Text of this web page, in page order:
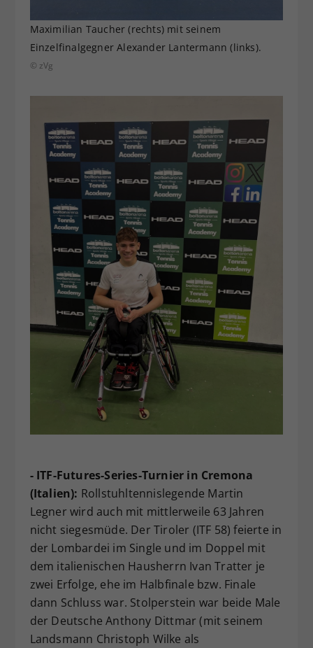
Maximilian Taucher (rechts) mit seinem
Einzelfinalgegner Alexander Lantermann (links).
© zVg
- ITF-Futures-Series-Turnier in Cremona
(Italien): Rollstuhltennislegende Martin
Legner wird auch mit mittlerweile 63 Jahren
nicht siegesmüde. Der Tiroler (ITF 58) feierte in
der Lombardei im Single und im Doppel mit
dem italienischen Hausherrn Ivan Tratter je
zwei Erfolge, ehe im Halbfinale bzw. Finale
dann Schluss war. Stolperstein war beide Male
der Deutsche Anthony Dittmar (mit seinem
Landsmann Christoph Wilke als